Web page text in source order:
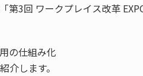
第3回 ワークプレイス改革
の仕組み化
介します。